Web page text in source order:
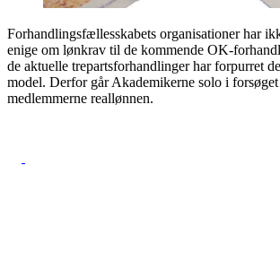
Forhandlingsfællesskabets organisationer har
enige om lønkrav til de kommende OK-
de aktuelle trepartsforhandlinger har forpurret
model. Derfor går Akademikerne solo i
medlemmerne reallønnen.